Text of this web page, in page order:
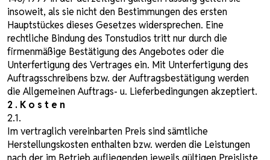
insoweit, als sie nicht den Bestimmungen des ersten
Hauptstückes dieses Gesetzes widersprechen. Eine
rechtliche Bindung des Tonstudios tritt nur durch die
firmenmäßige Bestätigung des Angebotes oder die
Unterfertigung des Vertrages ein. Mit Unterfertigung des
Auftragsschreibens bzw. der Auftragsbestätigung werden
die Allgemeinen Auftrags- u. Lieferbedingungen akzeptiert.
2 . K o s t e n
2.1.
Im vertraglich vereinbarten Preis sind sämtliche
Herstellungskosten enthalten bzw. werden die Leistungen